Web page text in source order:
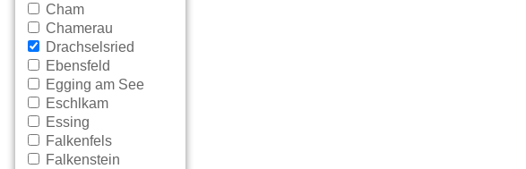
Cham
Chamerau
Drachselsried
Ebensfeld
Egging am See
Eschlkam
Essing
Falkenfels
Falkenstein